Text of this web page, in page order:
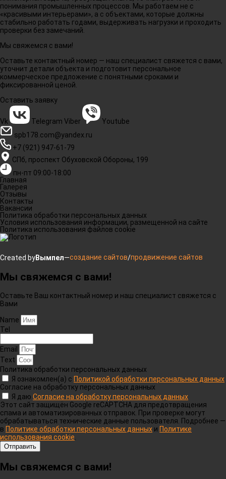
понимания промышленных процессов. Мы работаем не с
«красивыми интерьерами», а с объектами, которые должны
стабильно работать годами, выдерживать нагрузки и проходить
проверки без замечаний.
Мы свяжемся с вами!
Оставьте контактный номер — наш специалист свяжется с вами,
уточнит детали объекта и подготовит персональное
коммерческое предложение с понятными сроками и
фиксированной ценой.
Оставить заявку
Vk Telegram Viber
Youtube
spb178.com@yandex.ru
+7 (921) 947-61-79
СПб, проспект Обуховской Обороны, 199
пн-пт 09:00-18:00
Главная
Галерея
Отзывы
Контакты
Вакансии
Политика обработки персональных данных
Условия использования информации, размещенной на сайте
Политика использования файлов cookie
Created byВымпел—создание сайтов/продвижение сайтов
Мы свяжемся с вами!
Оставьте Ваш контактный номер и наш специалист свяжется с
Вами
Name
Tel
Email
Text
Политика обработки персональных данных
Я ознакомлен(а) с Политикой обработки персональных данных
Согласие на обработку персональных данных
Я даю Согласие на обработку персональных данных
Этот сайт защищён Google reCAPTCHA для предотвращения
спама и автоматизированных отправок. При проверке могут
обрабатываться технические данные пользователя. Подробнее —
в Политике обработки персональных данных и Политике
использования cookie.
Отправить
Мы свяжемся с вами!